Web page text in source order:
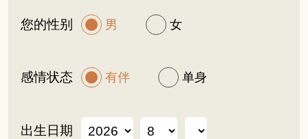
您的性别 男 女
感情状态 有伴 单身
出生日期